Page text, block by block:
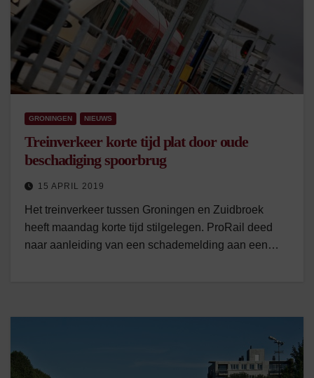
GRONINGEN NIEUWS
Treinverkeer korte tijd plat door oude
beschadiging spoorbrug
15 APRIL 2019
Het treinverkeer tussen Groningen en Zuidbroek
heeft maandag korte tijd stilgelegen. ProRail deed
naar aanleiding van een schademelding aan een…